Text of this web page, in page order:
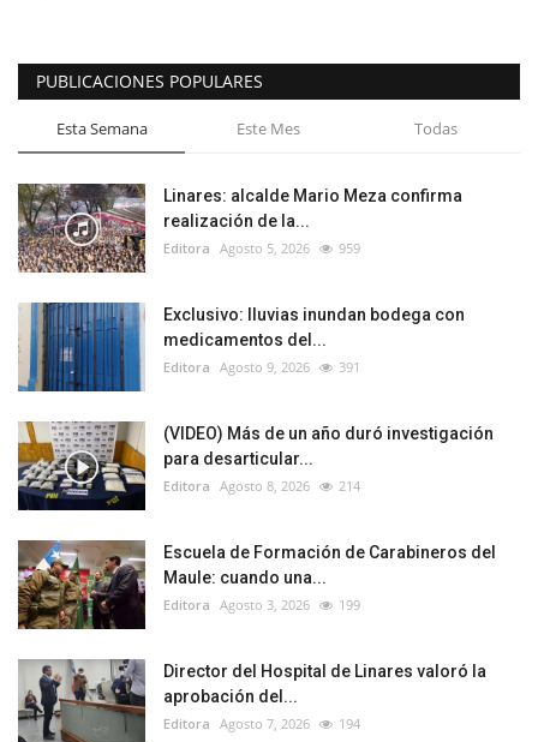
PUBLICACIONES POPULARES
Esta Semana Este Mes Todas
Linares: alcalde Mario Meza confirma
realización de la...
Editora Agosto 5, 2026 959
Exclusivo: lluvias inundan bodega con
medicamentos del...
Editora Agosto 9, 2026 391
(VIDEO) Más de un año duró investigación
para desarticular...
Editora Agosto 8, 2026 214
Escuela de Formación de Carabineros del
Maule: cuando una...
Editora Agosto 3, 2026 199
Director del Hospital de Linares valoró la
aprobación del...
Editora Agosto 7, 2026 194